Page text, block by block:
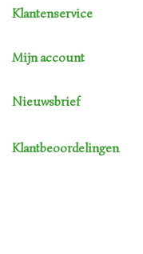
Klantenservice
Mijn account
Nieuwsbrief
Klantbeoordelingen